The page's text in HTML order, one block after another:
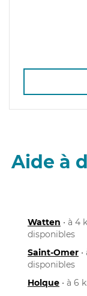
Aide à
Watten • à 4
disponibles
Saint-Omer
disponibles
Holque • à 6